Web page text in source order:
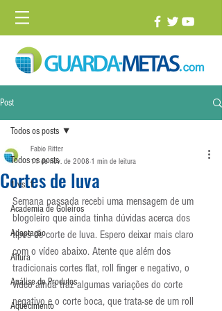
Post
Todos os posts
1 vs. 1
Academia de Goleiros
Adaptação
Altura
Análise de Produtos
Aquecimento
Todos os posts
Cortes de luva
Fabio Ritter
11 de nov. de 2008 1 min de leitura
Semana passada recebi uma mensagem de um
blogoleiro que ainda tinha dúvidas acerca dos
tipos de corte de luva. Espero deixar mais claro
com o vídeo abaixo. Atente que além dos
tradicionais cortes flat, roll finger e negativo, o
vídeo ainda traz algumas variações do corte
negativo e o corte boca, que trata-se de um roll